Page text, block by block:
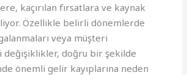
kaçırılan fırsatlara ve kaynak
Özellikle belirli dönemlerde
veya müşteri
değişiklikler, doğru bir şekilde
önemli gelir kayıplarına neden